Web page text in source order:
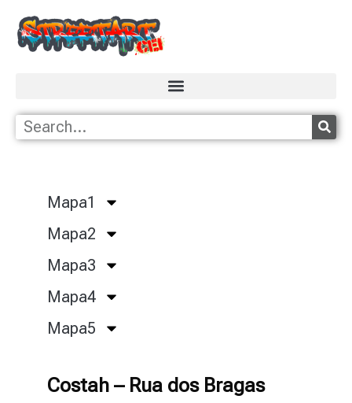
Mapa1
Mapa2
Mapa3
Mapa4
Mapa5
Costah – Rua dos Bragas